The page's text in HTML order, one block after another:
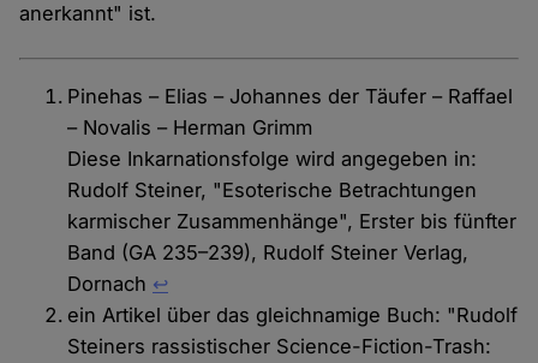
anerkannt" ist.
Pinehas – Elias – Johannes der Täufer – Raffael
– Novalis – Herman Grimm
Diese Inkarnationsfolge wird angegeben in:
Rudolf Steiner, "Esoterische Betrachtungen
karmischer Zusammenhänge", Erster bis fünfter
Band (GA 235–239), Rudolf Steiner Verlag,
Dornach ↩
ein Artikel über das gleichnamige Buch: "Rudolf
Steiners rassistischer Science-Fiction-Trash: